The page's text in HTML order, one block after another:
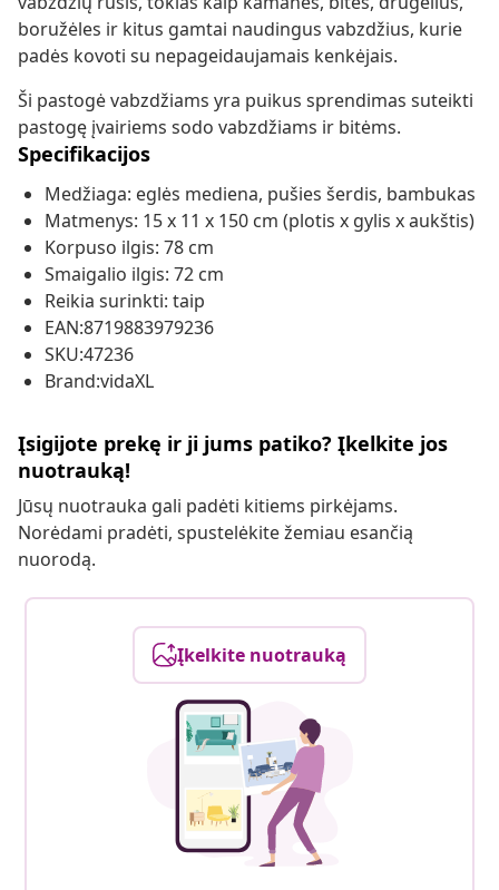
boružėles ir kitus gamtai naudingus vabzdžius, kurie
padės kovoti su nepageidaujamais kenkėjais.
Ši pastogė vabzdžiams yra puikus sprendimas suteikti
pastogę įvairiems sodo vabzdžiams ir bitėms.
Specifikacijos
Medžiaga: eglės mediena, pušies šerdis, bambukas
Matmenys: 15 x 11 x 150 cm (plotis x gylis x aukštis)
Korpuso ilgis: 78 cm
Smaigalio ilgis: 72 cm
Reikia surinkti: taip
EAN:8719883979236
SKU:47236
Brand:vidaXL
Įsigijote prekę ir ji jums patiko? Įkelkite jos
nuotrauką!
Jūsų nuotrauka gali padėti kitiems pirkėjams.
Norėdami pradėti, spustelėkite žemiau esančią
nuorodą.
Įkelkite nuotrauką